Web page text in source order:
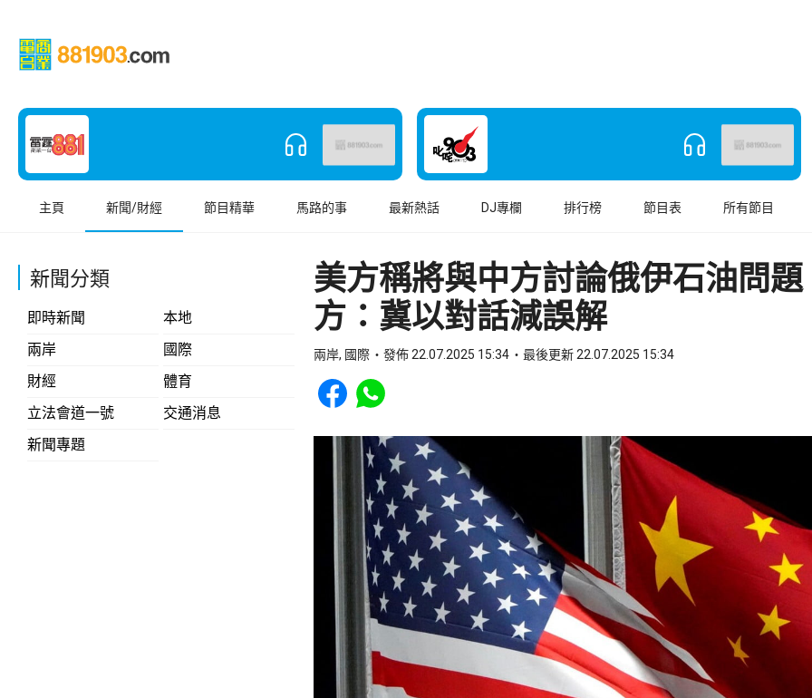
主頁 新聞/財經 節目精華 馬路的事 最新熱話 DJ專欄 排行榜 節目表 所有節目
新聞分類
即時新聞
本地
兩岸
國際
財經
體育
立法會道一號
交通消息
新聞專題
美方稱將與中方討論俄伊石油問
方：冀以對話減誤解
兩岸, 國際 發佈 22.07.2025 15:34 最後更新 22.07.2025 15:34
Share to Facebook
Share to WhatsApp